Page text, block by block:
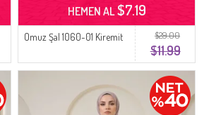
$29.00
$11.99
Omuz Şal 1060-01 Kiremit
HEMEN AL$7.19